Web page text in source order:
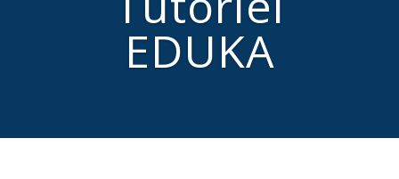
EDUKA